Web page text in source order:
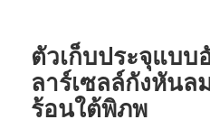
ตัวเก็บประจุแบบ
ลาร์เซลล์กังหัน
ร้อนใต้พิภพ